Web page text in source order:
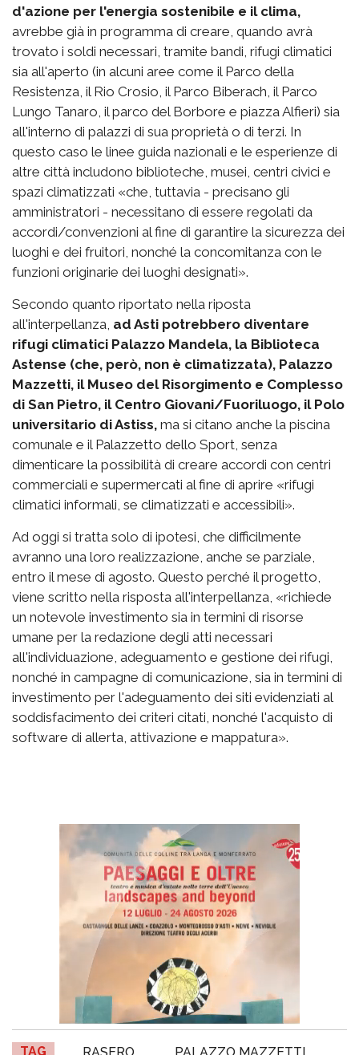
d'azione per l'energia sostenibile e il clima,
avrebbe già in programma di creare, quando avrà
trovato i soldi necessari, tramite bandi, rifugi climatici
sia all'aperto (in alcuni aree come il Parco della
Resistenza, il Rio Crosio, il Parco Biberach, il Parco
Lungo Tanaro, il parco del Borbore e piazza Alfieri) sia
all'interno di palazzi di sua proprietà o di terzi. In
questo caso le linee guida nazionali e le esperienze di
altre città includono biblioteche, musei, centri civici e
spazi climatizzati «che, tuttavia - precisano gli
amministratori - necessitano di essere regolati da
accordi/convenzioni al fine di garantire la sicurezza dei
luoghi e dei fruitori, nonché la concomitanza con le
funzioni originarie dei luoghi designati».
Secondo quanto riportato nella riposta
all'interpellanza, ad Asti potrebbero diventare
rifugi climatici Palazzo Mandela, la Biblioteca
Astense (che, però, non è climatizzata), Palazzo
Mazzetti, il Museo del Risorgimento e Complesso
di San Pietro, il Centro Giovani/Fuoriluogo, il Polo
universitario di Astiss, ma si citano anche la piscina
comunale e il Palazzetto dello Sport, senza
dimenticare la possibilità di creare accordi con centri
commerciali e supermercati al fine di aprire «rifugi
climatici informali, se climatizzati e accessibili».
Ad oggi si tratta solo di ipotesi, che difficilmente
avranno una loro realizzazione, anche se parziale,
entro il mese di agosto. Questo perché il progetto,
viene scritto nella risposta all'interpellanza, «richiede
un notevole investimento sia in termini di risorse
umane per la redazione degli atti necessari
all'individuazione, adeguamento e gestione dei rifugi,
nonché in campagne di comunicazione, sia in termini di
investimento per l'adeguamento dei siti evidenziati al
soddisfacimento dei criteri citati, nonché l'acquisto di
software di allerta, attivazione e mappatura».
TAG RASERO PALAZZO MAZZETTI